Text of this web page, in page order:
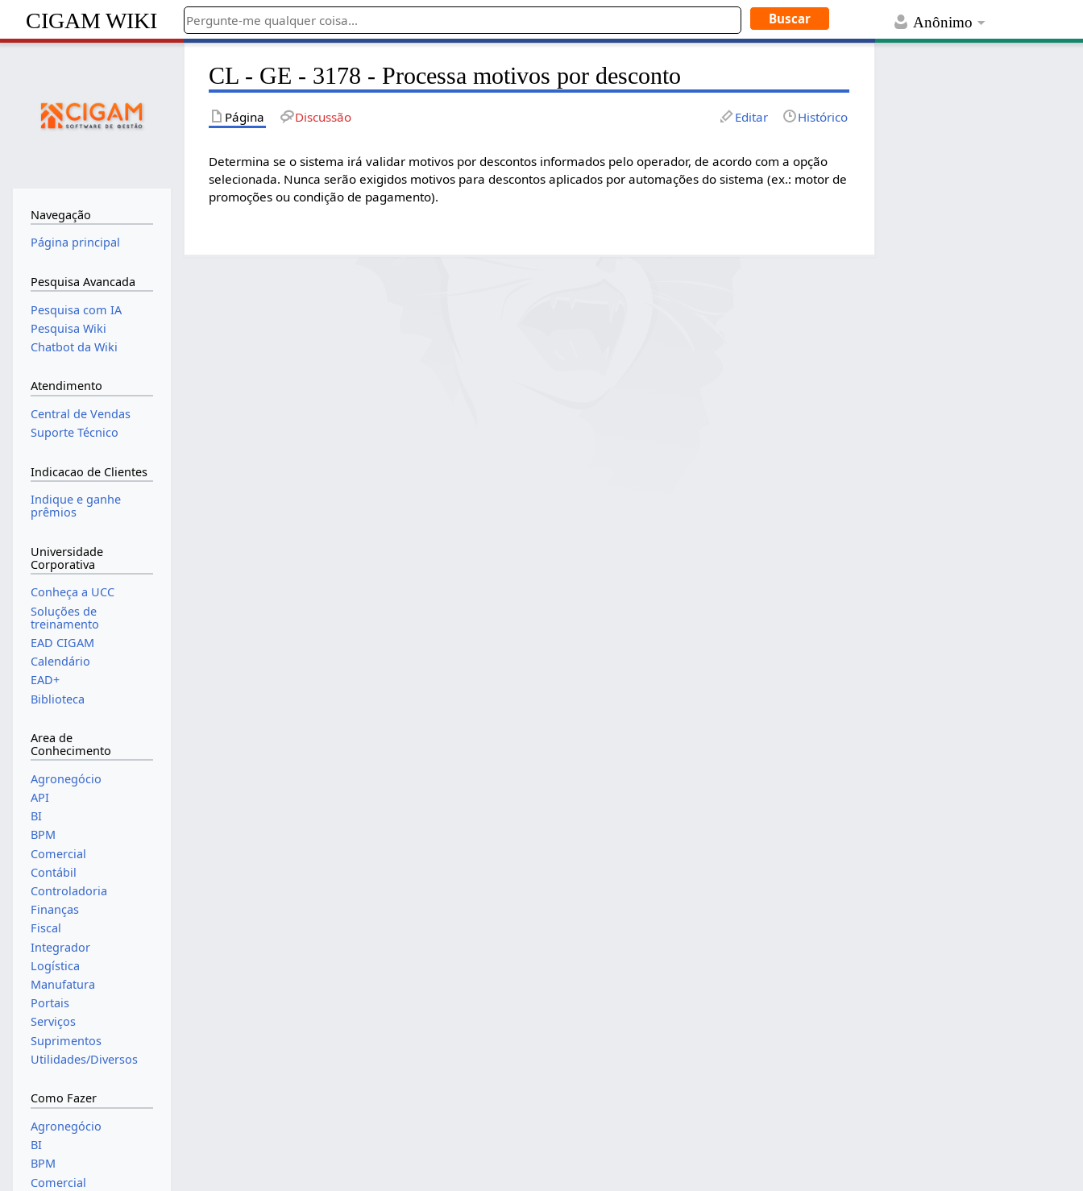
Anônimo
CIGAM WIKI
CL - GE - 3178 - Processa motivos por desconto
Página Discussão Editar Histórico
Determina se o sistema irá validar motivos por descontos informados pelo operador, de acordo com a opção
selecionada. Nunca serão exigidos motivos para descontos aplicados por automações do sistema (ex.: motor de
promoções ou condição de pagamento).
Navegação
Página principal
Pesquisa Avancada
Pesquisa com IA
Pesquisa Wiki
Chatbot da Wiki
Atendimento
Central de Vendas
Suporte Técnico
Indicacao de Clientes
Indique e ganhe
prêmios
Universidade
Corporativa
Conheça a UCC
Soluções de
treinamento
EAD CIGAM
Calendário
EAD+
Biblioteca
Area de
Conhecimento
Agronegócio
API
BI
BPM
Comercial
Contábil
Controladoria
Finanças
Fiscal
Integrador
Logística
Manufatura
Portais
Serviços
Suprimentos
Utilidades/Diversos
Como Fazer
Agronegócio
BI
BPM
Comercial